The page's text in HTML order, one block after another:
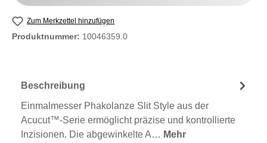
Zum Merkzettel hinzufügen
Produktnummer: 10046359.0
Beschreibung
Einmalmesser Phakolanze Slit Style aus der
Acucut™-Serie ermöglicht präzise und kontrollierte
Inzisionen. Die abgewinkelte A… Mehr